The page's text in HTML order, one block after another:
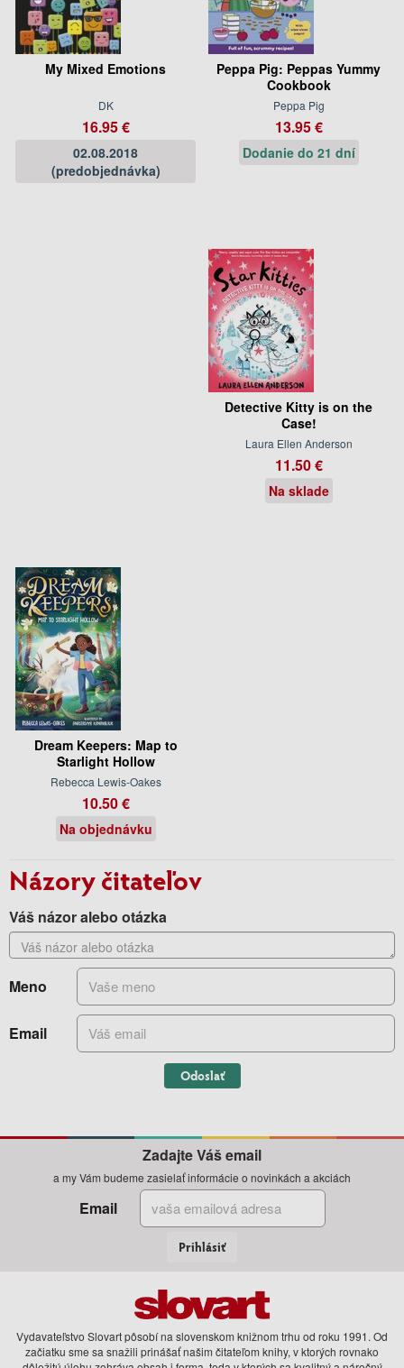
My Mixed Emotions
DK
16.95 €
02.08.2018
(predobjednávka)
Peppa Pig: Peppas Yummy
Cookbook
Peppa Pig
13.95 €
Dodanie do 21 dní
Detective Kitty is on the
Case!
Laura Ellen Anderson
11.50 €
Na sklade
Dream Keepers: Map to
Starlight Hollow
Rebecca Lewis-Oakes
10.50 €
Na objednávku
Názory čitateľov
Váš názor alebo otázka
Meno
Email
Odoslať
Zadajte Váš email
a my Vám budeme zasielať informácie o novinkách a akciách
Email
Prihlásiť
Vydavateľstvo Slovart pôsobí na slovenskom knižnom trhu od roku 1991. Od
začiatku sme sa snažili prinášať našim čitateľom knihy, v ktorých rovnako